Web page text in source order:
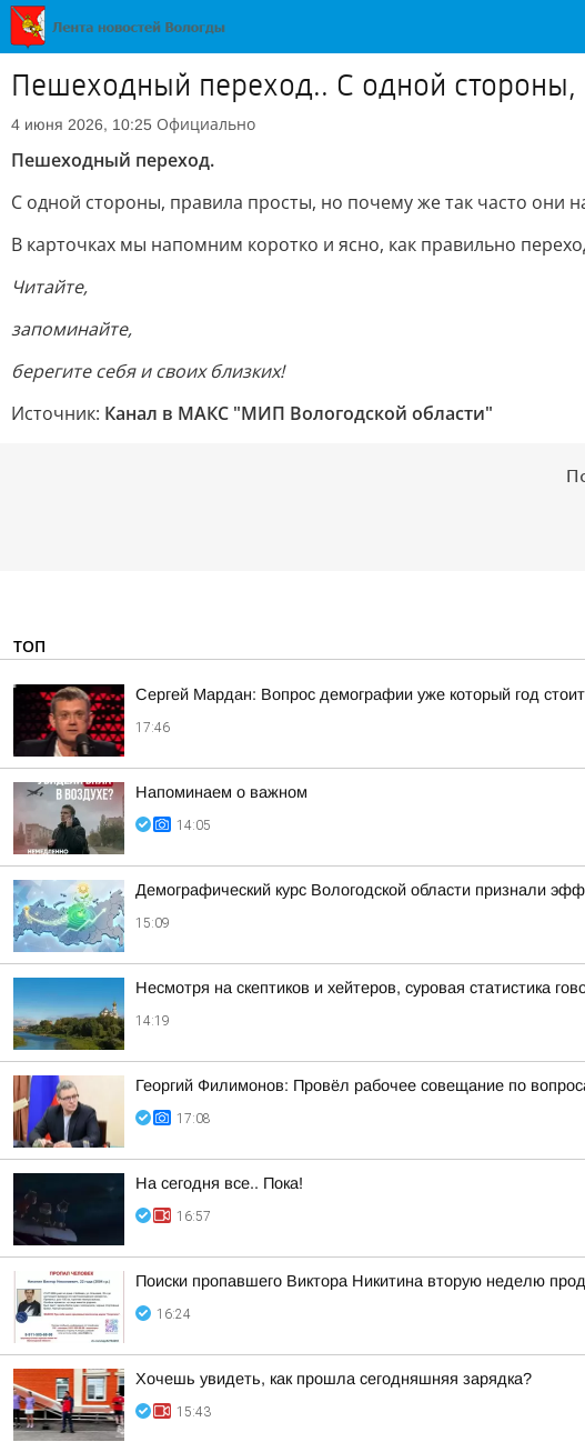
Пешеходный переход.. С одной стороны,
4 июня 2026, 10:25 Официально
Пешеходный переход.
С одной стороны, правила просты, но почему же так часто они
В карточках мы напомним коротко и ясно, как правильно
Читайте,
запоминайте,
берегите себя и своих близких!
Источник: Канал в МАКС "МИП Вологодской области"
ТОП
Сергей Мардан: Вопрос демографии уже который год
17:46
Напоминаем о важном
14:05
Демографический курс Вологодской области признали
15:09
Несмотря на скептиков и хейтеров, суровая статистика
14:19
Георгий Филимонов: Провёл рабочее совещание по
17:08
На сегодня все.. Пока!
16:57
Поиски пропавшего Виктора Никитина вторую неделю
16:24
Хочешь увидеть, как прошла сегодняшняя зарядка?
15:43